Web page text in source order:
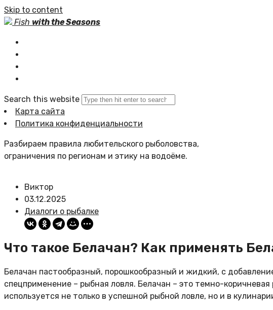
Skip to content
Fish with the Seasons
Search this website
Карта сайта
Политика конфиденциальности
Разбираем правила любительского рыболовства,
ограничения по регионам и этику на водоёме.
Виктор
03.12.2025
Диалоги о рыбалке
Что такое Белачан? Как применять
Белачан пастообразный, порошкообразный и жидкий, с
спецприменение – рыбная ловля. Белачан – это темно-
используется не только в успешной рыбной ловле, но и в